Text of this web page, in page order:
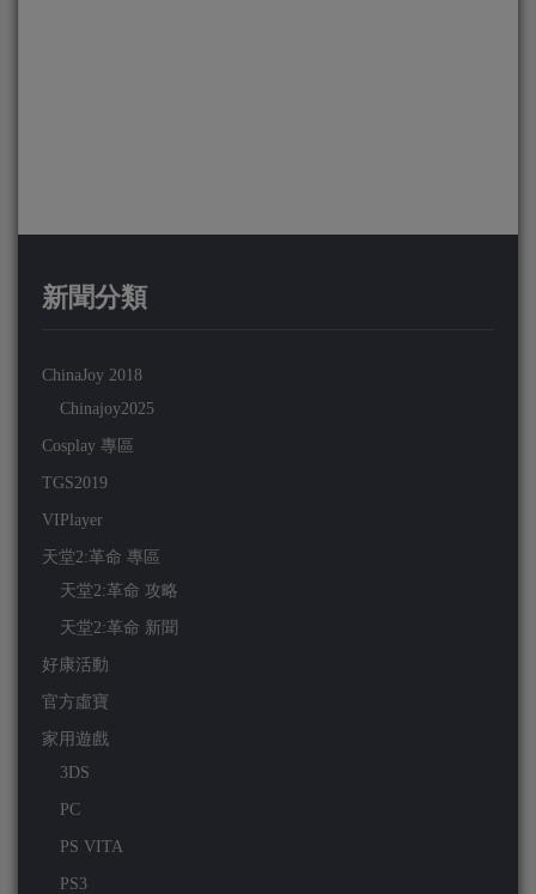
新聞分類
ChinaJoy 2018
Chinajoy2025
Cosplay 專區
TGS2019
VIPlayer
天堂2:革命 專區
天堂2:革命 攻略
天堂2:革命 新聞
好康活動
官方虛寶
家用遊戲
3DS
PC
PS VITA
PS3